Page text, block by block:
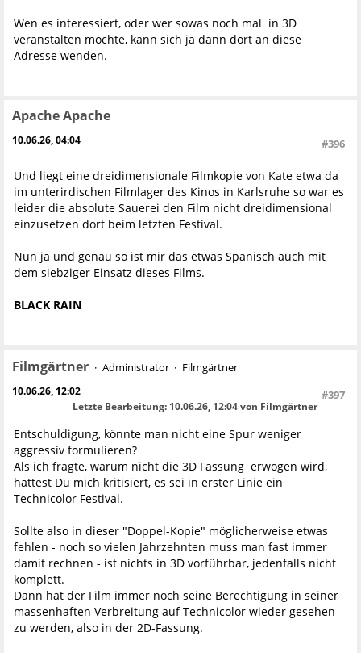
Wen es interessiert, oder wer sowas noch mal in 3D
veranstalten möchte, kann sich ja dann dort an diese
Adresse wenden.
Apache Apache
10.06.26, 04:04 #396
Und liegt eine dreidimensionale Filmkopie von Kate etwa da
im unterirdischen Filmlager des Kinos in Karlsruhe so war es
leider die absolute Sauerei den Film nicht dreidimensional
einzusetzen dort beim letzten Festival.
Nun ja und genau so ist mir das etwas Spanisch auch mit
dem siebziger Einsatz dieses Films.
BLACK RAIN
Filmgärtner Administrator Filmgärtner
10.06.26, 12:02 #397
Letzte Bearbeitung: 10.06.26, 12:04 von Filmgärtner
Entschuldigung, könnte man nicht eine Spur weniger
aggressiv formulieren?
Als ich fragte, warum nicht die 3D Fassung erwogen wird,
hattest Du mich kritisiert, es sei in erster Linie ein
Technicolor Festival.
Sollte also in dieser "Doppel-Kopie" möglicherweise etwas
fehlen - noch so vielen Jahrzehnten muss man fast immer
damit rechnen - ist nichts in 3D vorführbar, jedenfalls nicht
komplett.
Dann hat der Film immer noch seine Berechtigung in seiner
massenhaften Verbreitung auf Technicolor wieder gesehen
zu werden, also in der 2D-Fassung.